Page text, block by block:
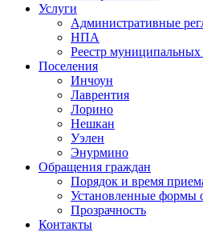
Услуги
Административные
НПА
Реестр муниципальных
Поселения
Инчоун
Лаврентия
Лорино
Нешкан
Уэлен
Энурмино
Обращения граждан
Порядок и время
Установленные формы
Прозрачность
Контакты